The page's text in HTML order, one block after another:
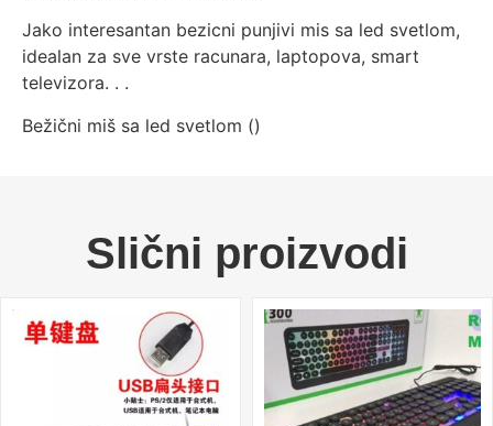
Jako interesantan bezicni punjivi mis sa led svetlom,
idealan za sve vrste racunara, laptopova, smart
televizora. . .
Bežični miš sa led svetlom ()
Slični proizvodi